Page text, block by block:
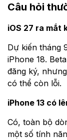
Câu hỏi
iOS 27 ra mắt
Dự kiến tháng
iPhone 18.
đăng ký,
có thể còn lỗi.
iPhone 13 có
Có, toàn bộ
một số tính